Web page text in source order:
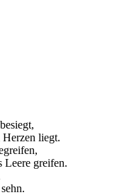
Herzen liegt.
Leere greifen.